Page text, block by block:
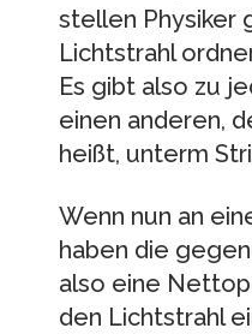
stellen Physiker
Lichtstrahl
Es gibt also zu
einen anderen,
heißt, unterm
Wenn nun an
haben die
also eine
den Lichtstrahl